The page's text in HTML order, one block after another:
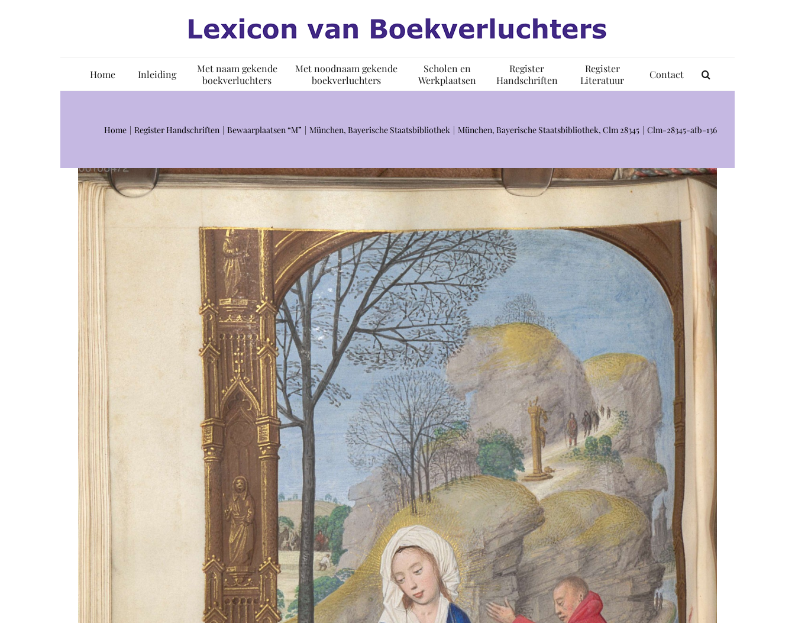
Home Inleiding
Met naam gekende
boekverluchters
Met noodnaam gekende
boekverluchters
Scholen en
Werkplaatsen
Register
Handschriften
Register
Literatuur
Contact
Home Register Handschriften Bewaarplaatsen “M” München, Bayerische Staatsbibliothek München, Bayerische Staatsbibliothek, Clm 28345 Clm-28345-afb-136